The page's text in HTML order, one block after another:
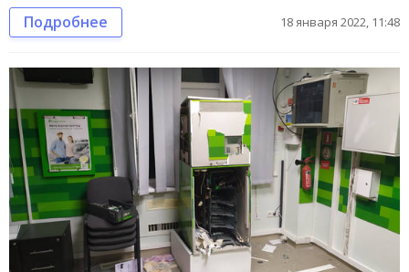
Подробнее 18 января 2022, 11:48